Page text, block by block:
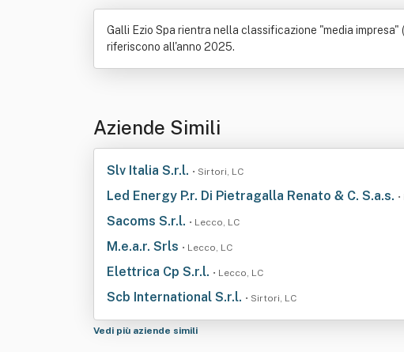
Galli Ezio Spa rientra nella classificazione "media
riferiscono all'anno 2025.
Aziende Simili
Slv Italia S.r.l. • Sirtori, LC
Led Energy P.r. Di Pietragalla Renato & C. S.a.s.
Sacoms S.r.l. • Lecco, LC
M.e.a.r. Srls • Lecco, LC
Elettrica Cp S.r.l. • Lecco, LC
Scb International S.r.l. • Sirtori, LC
Vedi più aziende simili